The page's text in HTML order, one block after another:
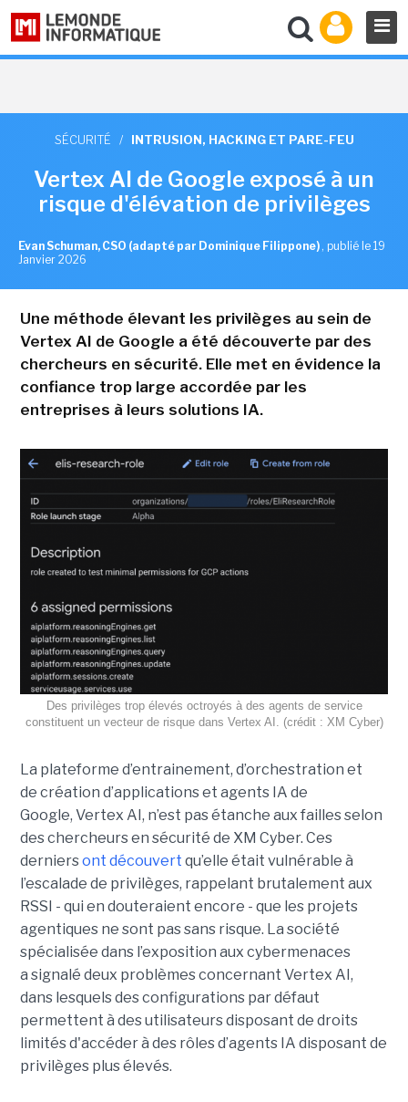
SÉCURITÉ / INTRUSION, HACKING ET PARE-FEU
Vertex AI de Google exposé à un
risque d'élévation de privilèges
Evan Schuman, CSO (adapté par Dominique Filippone) , publié le 19
Janvier 2026
Une méthode élevant les privilèges au sein de
Vertex AI de Google a été découverte par des
chercheurs en sécurité. Elle met en évidence la
confiance trop large accordée par les
entreprises à leurs solutions IA.
Des privilèges trop élevés octroyés à des agents de service
constituent un vecteur de risque dans Vertex AI. (crédit : XM Cyber)
La plateforme d’entrainement, d’orchestration et
de création d’applications et agents IA de
Google, Vertex AI, n’est pas étanche aux failles selon
des chercheurs en sécurité de XM Cyber. Ces
derniersont découvert qu’elle était vulnérable à
l’escalade de privilèges, rappelant brutalement aux
RSSI - qui en douteraient encore - que les projets
agentiques ne sont pas sans risque. La société
spécialisée dans l’exposition aux cybermenaces
a signalé deux problèmes concernant Vertex AI,
dans lesquels des configurations par défaut
permettent à des utilisateurs disposant de droits
limités d'accéder à des rôles d’agents IA disposant de
privilèges plus élevés.